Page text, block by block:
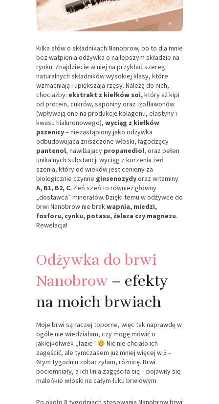
Kilka słów o składnikach Nanobrow, bo to dla mnie
bez wątpienia odżywka o najlepszym składzie na
rynku. Znajdziecie w niej na przykład szereg
naturalnych składników wysokiej klasy, które
wzmacniają i upiększają rzęsy. Należą do nich,
chociażby: ekstrakt z kiełków soi,który aż kipi
od protein, cukrów, saponiny oraz izoflawonów
(wpływają one na produkcję kolagenu, elastyny i
kwasu hialuronowego), wyciąg z kiełków
pszenicy– niezastąpiony jako odżywka
odbudowująca zniszczone włoski, łagodzący
pantenol, nawilżający propanediol, oraz pełen
unikalnych substancji wyciąg z korzenia żeń
szenia, który od wieków jest ceniony za
biologicznie czynne ginsenozydyoraz witaminy
A, B1, B2, C. Żeń szeń to również główny
„dostawca” minerałów. Dzięki temu w odżywce do
brwi Nanobrow nie brakwapnia, miedzi,
fosforu, cynku, potasu, żelaza czy magnezu.
Rewelacja!
Odżywka do brwi
Nanobrow – efekty
na moich brwiach
Moje brwi są raczej toporne, więc tak naprawdę w
ogóle nie wiedziałam, czy mogę mówić o
jakiejkolwiek „fazie”
Nic nie chciało ich
zagęścić, ale tymczasem już mniej więcej w 5 –
6tym tygodniu zobaczyłam, różnicę. Brwi
pociemniały, a ich linia zagęściła się – pojawiły się
maleńkie włoski na całym łuku brwiowym.
Po około 8 tygodniach stosowania Nanobrow brwi